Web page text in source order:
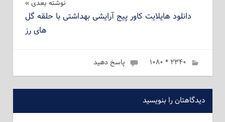
نوشته بعدی
دانلود هایلایت کاور پیج آرایشی بهداشتی با حلقه گل
های رز
ژانویه 6, 2023
admin
۲۳۴۰ * ۱۰۸۰ پاسخ دهید
دیدگاهتان را بنویسید